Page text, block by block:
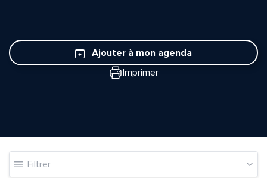
Ajouter à mon agenda
Imprimer
Filtrer